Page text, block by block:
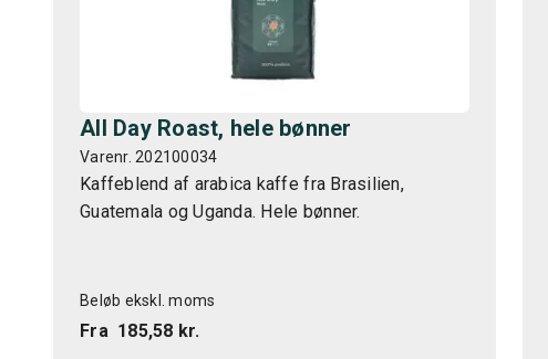
All Day Roast, hele bønner
Varenr. 202100034
Kaffeblend af arabica kaffe fra Brasilien,
Guatemala og Uganda. Hele bønner.
Beløb ekskl. moms
Fra 185,58 kr.